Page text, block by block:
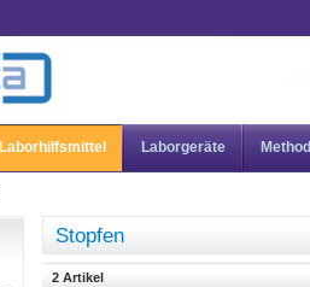
Laborhilfsmittel Laborgeräte
Stopfen
2 Artikel